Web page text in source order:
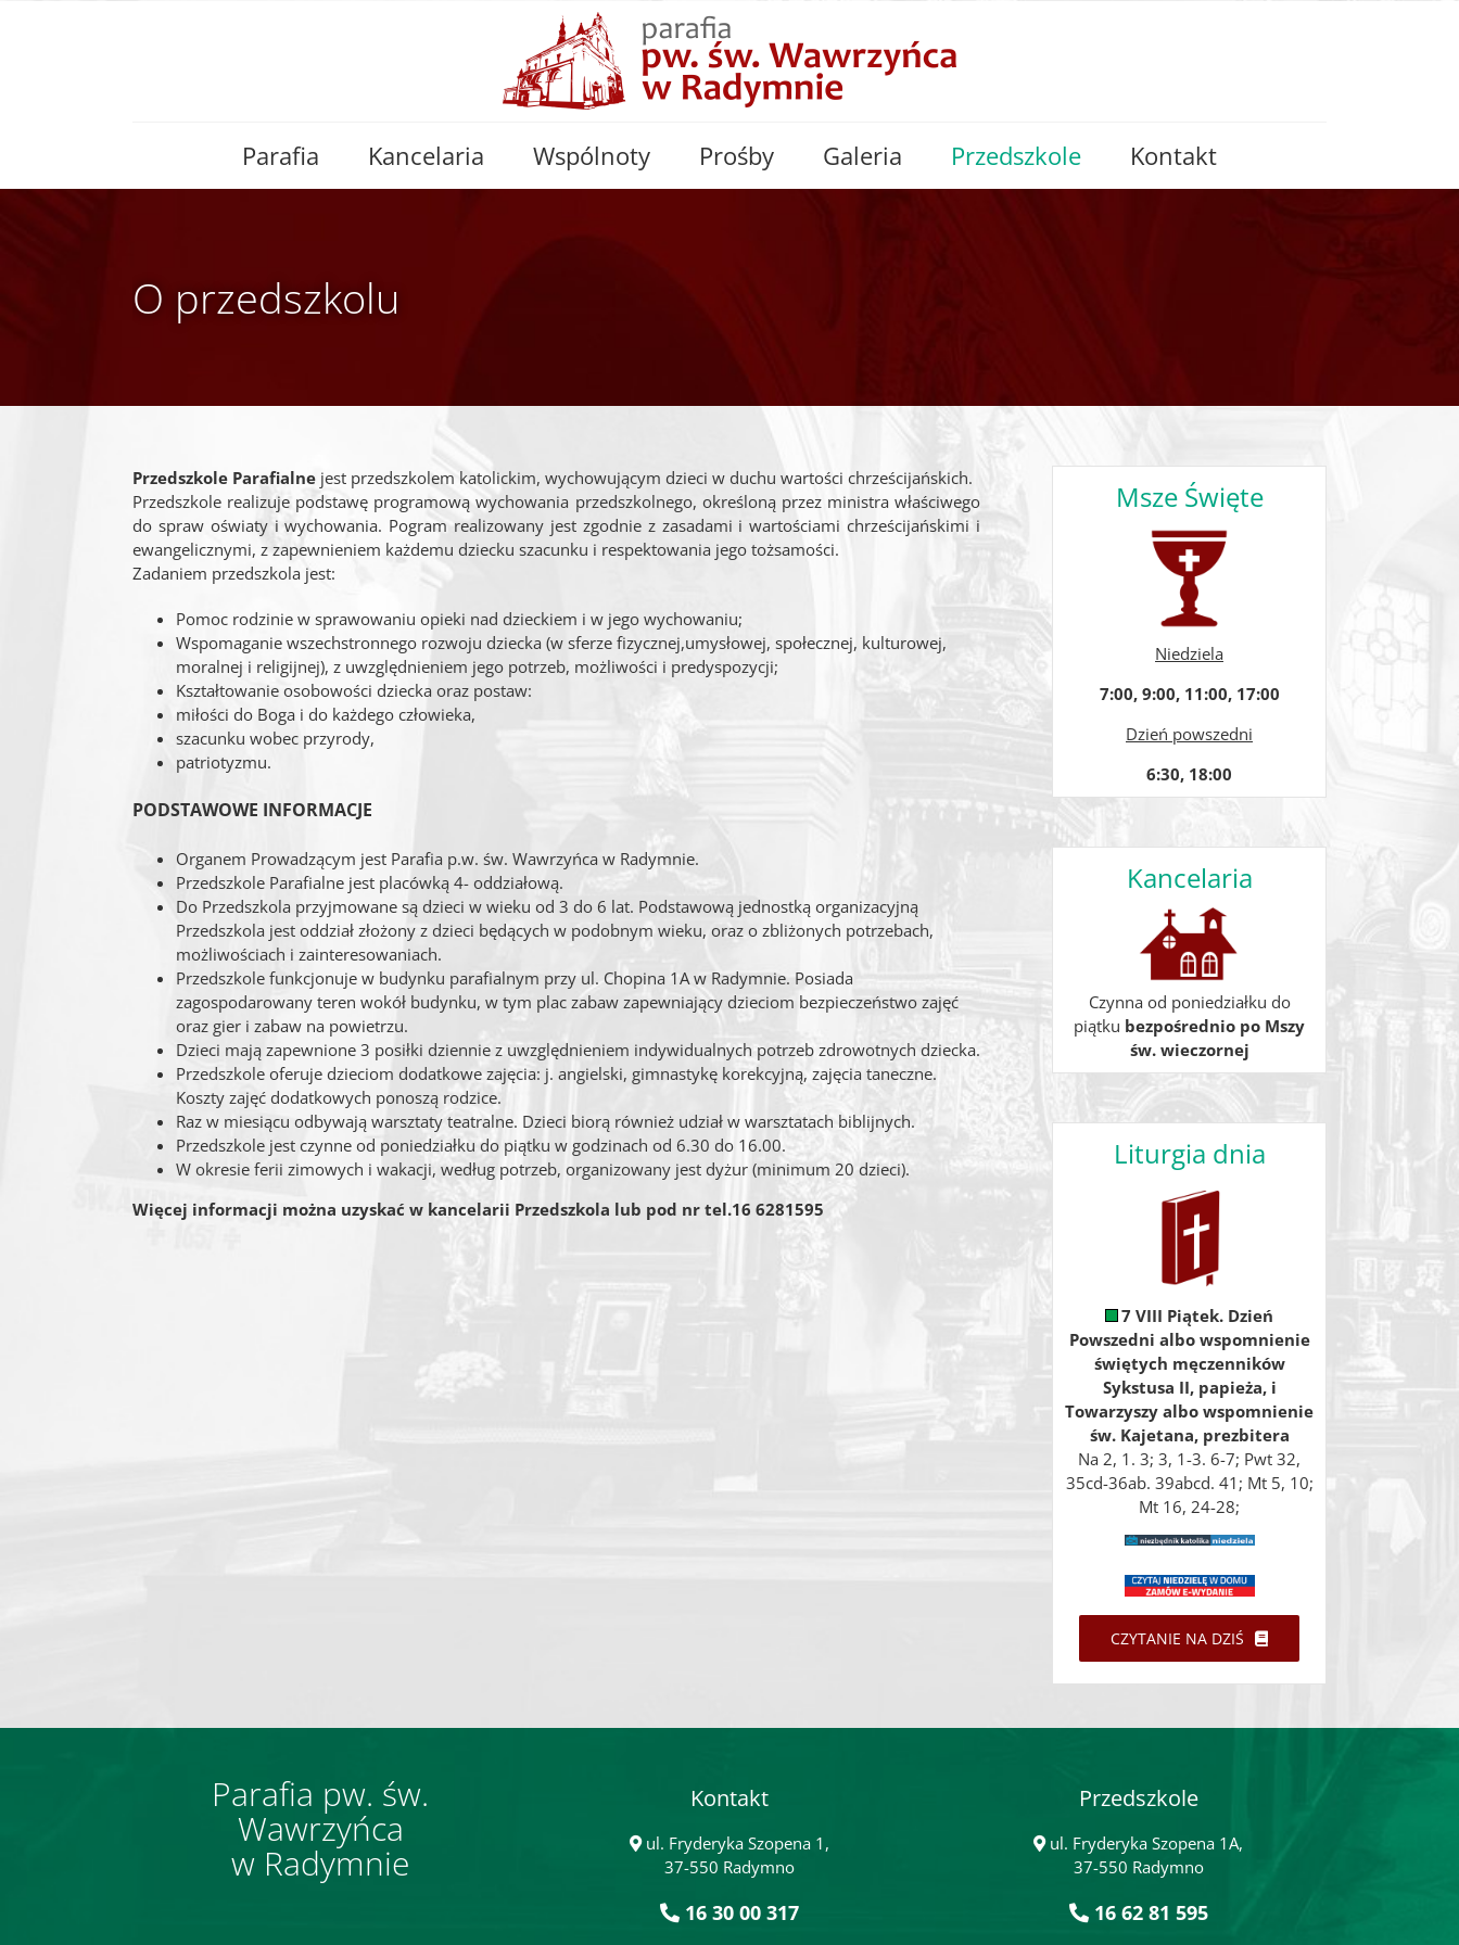
Parafia Kancelaria Wspólnoty Prośby Galeria Przedszkole Kontakt
O przedszkolu
Przedszkole Parafialne jest przedszkolem katolickim, wychowującym dzieci w duchu wartości chrześcijańskich.
Przedszkole realizuje podstawę programową wychowania przedszkolnego, określoną przez ministra właściwego
do spraw oświaty i wychowania. Pogram realizowany jest zgodnie z zasadami i wartościami chrześcijańskimi i
ewangelicznymi, z zapewnieniem każdemu dziecku szacunku i respektowania jego tożsamości.
Zadaniem przedszkola jest:
Pomoc rodzinie w sprawowaniu opieki nad dzieckiem i w jego wychowaniu;
Wspomaganie wszechstronnego rozwoju dziecka (w sferze fizycznej,umysłowej, społecznej, kulturowej,
moralnej i religijnej), z uwzględnieniem jego potrzeb, możliwości i predyspozycji;
Kształtowanie osobowości dziecka oraz postaw:
miłości do Boga i do każdego człowieka,
szacunku wobec przyrody,
patriotyzmu.
PODSTAWOWE INFORMACJE
Organem Prowadzącym jest Parafia p.w. św. Wawrzyńca w Radymnie.
Przedszkole Parafialne jest placówką 4- oddziałową.
Do Przedszkola przyjmowane są dzieci w wieku od 3 do 6 lat. Podstawową jednostką organizacyjną
Przedszkola jest oddział złożony z dzieci będących w podobnym wieku, oraz o zbliżonych potrzebach,
możliwościach i zainteresowaniach.
Przedszkole funkcjonuje w budynku parafialnym przy ul. Chopina 1A w Radymnie. Posiada
zagospodarowany teren wokół budynku, w tym plac zabaw zapewniający dzieciom bezpieczeństwo zajęć
oraz gier i zabaw na powietrzu.
Dzieci mają zapewnione 3 posiłki dziennie z uwzględnieniem indywidualnych potrzeb zdrowotnych dziecka.
Przedszkole oferuje dzieciom dodatkowe zajęcia: j. angielski, gimnastykę korekcyjną, zajęcia taneczne.
Koszty zajęć dodatkowych ponoszą rodzice.
Raz w miesiącu odbywają warsztaty teatralne. Dzieci biorą również udział w warsztatach biblijnych.
Przedszkole jest czynne od poniedziałku do piątku w godzinach od 6.30 do 16.00.
W okresie ferii zimowych i wakacji, według potrzeb, organizowany jest dyżur (minimum 20 dzieci).
Więcej informacji można uzyskać w kancelarii Przedszkola lub pod nr tel.16 6281595
Msze Święte
Niedziela
7:00, 9:00, 11:00, 17:00
Dzień powszedni
6:30, 18:00
Kancelaria
Czynna od poniedziałku do
piątku bezpośrednio po Mszy
św. wieczornej
Liturgia dnia
7 VIII Piątek. Dzień
Powszedni albo wspomnienie
świętych męczenników
Sykstusa II, papieża, i
Towarzyszy albo wspomnienie
św. Kajetana, prezbitera
Na 2, 1. 3; 3, 1-3. 6-7; Pwt 32,
35cd-36ab. 39abcd. 41; Mt 5, 10;
Mt 16, 24-28;
CZYTANIE NA DZIŚ
Parafia pw. św.
Wawrzyńca
w Radymnie
Kontakt
ul. Fryderyka Szopena 1,
37-550 Radymno
16 30 00 317
Przedszkole
ul. Fryderyka Szopena 1A,
37-550 Radymno
16 62 81 595